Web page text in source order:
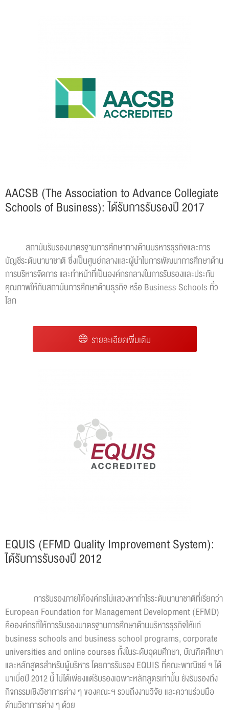
AACSB (The Association to Advance Collegiate
Schools of Business): ได้รับการรับรองปี 2017
สถาบันรับรองมาตรฐานการศึกษาทางด้านบริหารธุรกิจและการ
บัญชีระดับนานาชาติ ซึ่งเป็นศูนย์กลางและผู้นำในการพัฒนาการศึกษาด้าน
การบริหารจัดการ และทำหน้าที่เป็นองค์กรกลางในการรับรองและประกัน
คุณภาพให้กับสถาบันการศึกษาด้านธุรกิจ หรือ Business Schools ทั่ว
โลก
รายละเอียดเพิ่มเติม
EQUIS (EFMD Quality Improvement System):
ได้รับการรับรองปี 2012
การรับรองภายใต้องค์กรไม่แสวงหากำไรระดับนานาชาติที่เรียกว่า
European Foundation for Management Development (EFMD)
คือองค์กรที่ให้การรับรองมาตรฐานการศึกษาด้านบริหารธุรกิจให้แก่
business schools and business school programs, corporate
universities and online courses ทั้งในระดับอุดมศึกษา, บัณฑิตศึกษา
และหลักสูตรสำหรับผู้บริหาร โดยการรับรอง EQUIS ที่คณะพาณิชย์ ฯ ได้
มาเมื่อปี 2012 นี้ ไม่ได้เพียงแต่รับรองเฉพาะหลักสูตรเท่านั้น ยังรับรองถึง
กิจกรรมเชิงวิชาการต่าง ๆ ของคณะฯ รวมถึงงานวิจัย และความร่วมมือ
ด้านวิชาการต่าง ๆ ด้วย